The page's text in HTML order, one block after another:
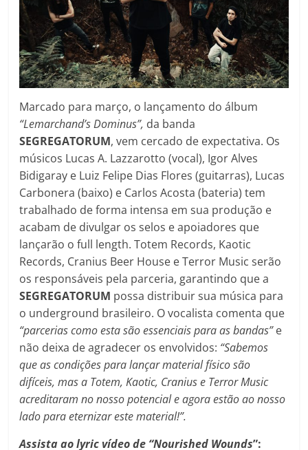
Marcado para março, o lançamento do álbum
“Lemarchand’s Dominus”, da banda
SEGREGATORUM, vem cercado de expectativa. Os
músicos Lucas A. Lazzarotto (vocal), Igor Alves
Bidigaray e Luiz Felipe Dias Flores (guitarras), Lucas
Carbonera (baixo) e Carlos Acosta (bateria) tem
trabalhado de forma intensa em sua produção e
acabam de divulgar os selos e apoiadores que
lançarão o full length. Totem Records, Kaotic
Records, Cranius Beer House e Terror Music serão
os responsáveis pela parceria, garantindo que a
SEGREGATORUM possa distribuir sua música para
o underground brasileiro. O vocalista comenta que
“parcerias como esta são essenciais para as bandas”e
não deixa de agradecer os envolvidos: “Sabemos
que as condições para lançar material físico são
difíceis, mas a Totem, Kaotic, Cranius e Terror Music
acreditaram no nosso potencial e agora estão ao nosso
lado para eternizar este material!”.
Assista ao lyric vídeo de “Nourished Wounds”: